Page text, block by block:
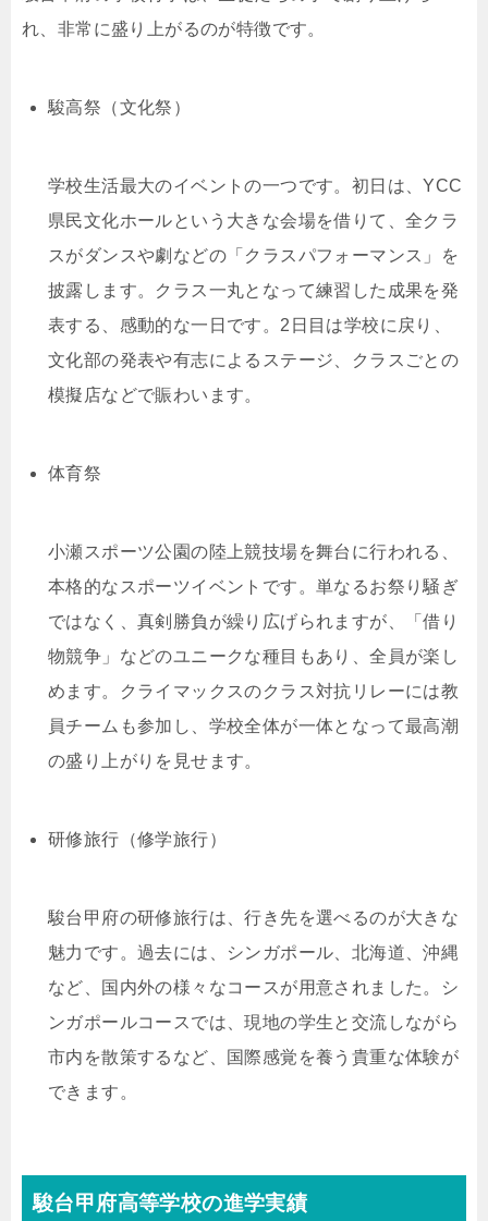
れ、非常に盛り上がるのが特徴です。
駿高祭（文化祭）
学校生活最大のイベントの一つです。初日は、YCC
県民文化ホールという大きな会場を借りて、全クラ
スがダンスや劇などの「クラスパフォーマンス」を
披露します。クラス一丸となって練習した成果を発
表する、感動的な一日です。2日目は学校に戻り、
文化部の発表や有志によるステージ、クラスごとの
模擬店などで賑わいます。
体育祭
小瀬スポーツ公園の陸上競技場を舞台に行われる、
本格的なスポーツイベントです。単なるお祭り騒ぎ
ではなく、真剣勝負が繰り広げられますが、「借り
物競争」などのユニークな種目もあり、全員が楽し
めます。クライマックスのクラス対抗リレーには教
員チームも参加し、学校全体が一体となって最高潮
の盛り上がりを見せます。
研修旅行（修学旅行）
駿台甲府の研修旅行は、行き先を選べるのが大きな
魅力です。過去には、シンガポール、北海道、沖縄
など、国内外の様々なコースが用意されました。シ
ンガポールコースでは、現地の学生と交流しながら
市内を散策するなど、国際感覚を養う貴重な体験が
できます。
駿台甲府高等学校の進学実績